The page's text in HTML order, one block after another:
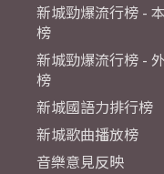
新城勁爆流行榜 -
榜
新城勁爆流行榜 -
榜
新城國語力排行榜
新城歌曲播放榜
音樂意見反映